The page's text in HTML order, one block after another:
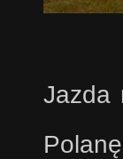
Jazda